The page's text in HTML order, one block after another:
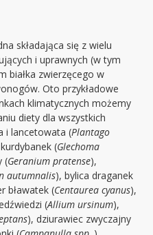
składająca się z wielu
i uprawnych (w tym
białka zwierzęcego w
Oto przykładowe
klimatycznych możemy
diety dla wszystkich
i lancetowata (Plantago
(Glechoma
(Geranium pratense),
autumnalis), bylica draganek
bławatek (Centaurea cyanus),
(Allium ursinum),
), dziurawiec zwyczajny